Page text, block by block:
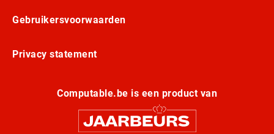
Gebruikersvoorwaarden
Privacy statement
Computable.be is een product van